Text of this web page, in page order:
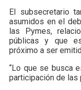
El subsecretario
asumidos en el
las Pymes,
públicas y que
próximo a ser
“Lo que se busca
participación de las